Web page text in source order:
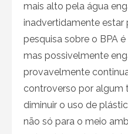
mais alto pela água
inadvertidamente estar
pesquisa sobre o BPA
mas possivelmente
provavelmente
controverso por algum
diminuir o uso de
não só para o meio